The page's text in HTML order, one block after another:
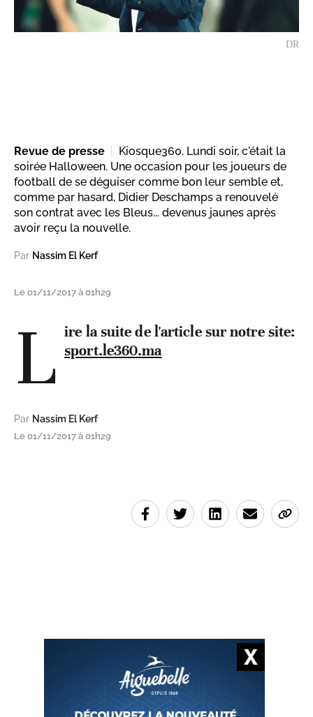
DR
Revue de presse
Kiosque360. Lundi soir, c'était la
soirée Halloween. Une occasion pour les joueurs de
football de se déguiser comme bon leur semble et,
comme par hasard, Didier Deschamps a renouvelé
son contrat avec les Bleus... devenus jaunes après
avoir reçu la nouvelle.
Par Nassim El Kerf
Le 01/11/2017 à 01h29
L ire la suite de l'article sur notre site:
sport.le360.ma
Par Nassim El Kerf
Le 01/11/2017 à 01h29